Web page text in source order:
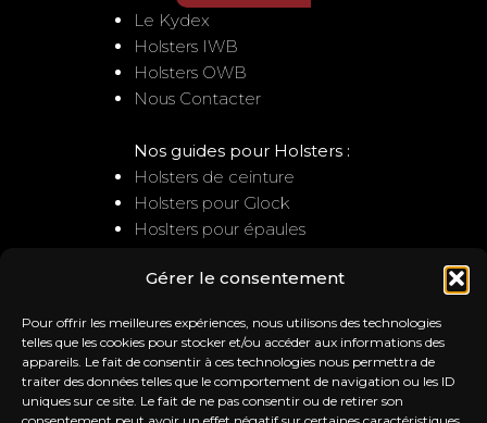
Gérer le consentement
Pour offrir les meilleures expériences, nous utilisons des technologies
telles que les cookies pour stocker et/ou accéder aux informations des
appareils. Le fait de consentir à ces technologies nous permettra de
traiter des données telles que le comportement de navigation ou les ID
uniques sur ce site. Le fait de ne pas consentir ou de retirer son
Le Kydex
Holsters IWB
Holsters OWB
Nous Contacter
Nos guides pour Holsters :
Holsters de ceinture
Holsters pour Glock
Hoslters pour épaules
NOUS CONTACTER
Service client
: contact@trb-holsters.com
Notre Atelier
20A la ferme de l'ile